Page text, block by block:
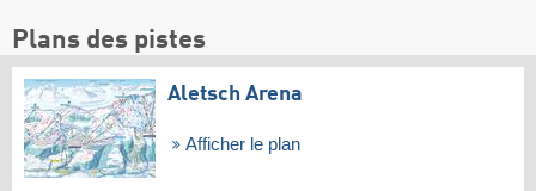
Plans des pistes
Aletsch Arena
Afficher le plan